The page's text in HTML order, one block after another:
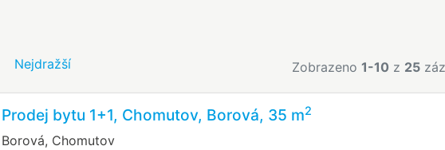
Nejdražší Zobrazeno 1-10 z 25
Prodej bytu 1+1, Chomutov, Borová, 35 m2
Borová, Chomutov